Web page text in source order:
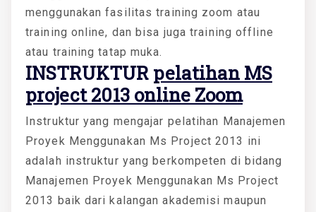
menggunakan fasilitas training zoom atau
training online, dan bisa juga training offline
atau training tatap muka.
INSTRUKTUR pelatihan MS
project 2013 online Zoom
Instruktur yang mengajar pelatihan Manajemen
Proyek Menggunakan Ms Project 2013 ini
adalah instruktur yang berkompeten di bidang
Manajemen Proyek Menggunakan Ms Project
2013 baik dari kalangan akademisi maupun